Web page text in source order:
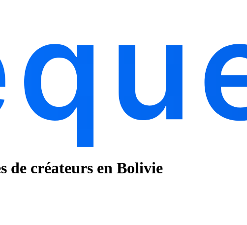
de créateurs en Bolivie